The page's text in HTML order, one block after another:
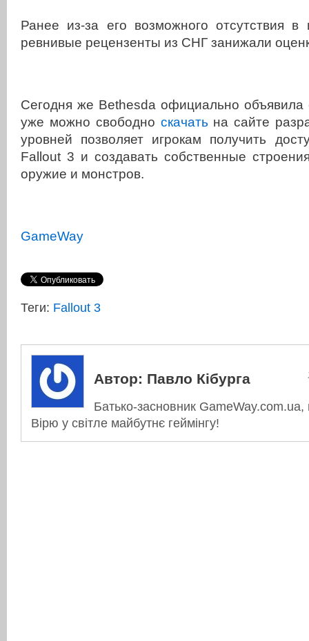
Ранее из-за его возможного отсутствия в
ревнивые рецензенты из СНГ занижали
Сегодня же Bethesda официально объявила
уже можно свободно скачать на сайте
уровней позволяет игрокам получить
Fallout 3 и создавать собственные
оружие и монстров.
GameWay
Теги: Fallout 3
Автор: Павло Кібурга
Батько-засновник
Вірю у світле майбутнє геймінгу!